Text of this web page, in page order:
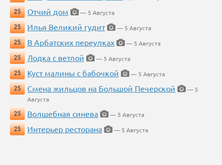
25
Отчий дом
— 5 Августа
25
Илья Великий гудит
— 5 Августа
25
В Арбатских переулках
— 5 Августа
25
Лодка с ветлой
— 5 Августа
25
Куст малины с бабочкой
— 5 Августа
25
Смена жильцов на Большой Печерской
— 5
Августа
25
Волшебная синева
— 5 Августа
25
Интерьер ресторана — 5 Августа